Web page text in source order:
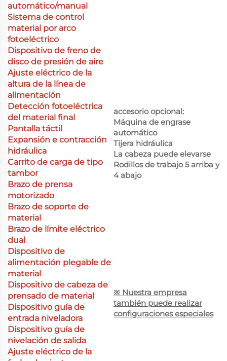
automático/manual
Sistema de control
material por arco
fotoeléctrico
Dispositivo de freno de
disco de presión de aire
Ajuste eléctrico de la
altura de la línea de
alimentación
Detección fotoeléctrica
del material final
Pantalla táctil
Expansión e contracción
hidráulica
Carrito de carga de tipo
tambor
Brazo de prensa
motorizado
Brazo de soporte de
material
Brazo de límite eléctrico
dual
Dispositivo de
alimentación plegable de
material
Dispositivo de cabeza de
prensado de material
Dispositivo guía de
entrada niveladora
Dispositivo guía de
nivelación de salida
Ajuste eléctrico de la
accesorio opcional:
Máquina de engrase
automático
Tijera hidráulica
La cabeza puede elevarse
Rodillos de trabajo 5 arriba y
4 abajo
※ Nuestra empresa
también puede realizar
configuraciones especiales